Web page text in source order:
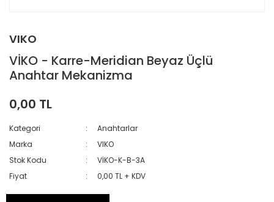
VIKO
VİKO - Karre-Meridian Beyaz Üçlü
Anahtar Mekanizma
0,00 TL
Kategori
Anahtarlar
Marka
VIKO
Stok Kodu
VİKO-K-B-3A
Fiyat
0,00 TL + KDV